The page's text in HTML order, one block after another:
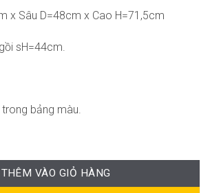
x Sâu D=48cm x Cao H=71,5cm
sH=44cm.
bảng màu.
số lượng
THÊM VÀO GIỎ HÀNG